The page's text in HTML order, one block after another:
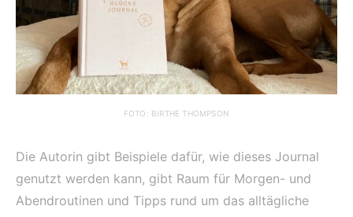
FOTO: BIRTHE THOMPSON
Die Autorin gibt Beispiele dafür, wie dieses Journal
genutzt werden kann, gibt Raum für Morgen- und
Abendroutinen und Tipps rund um das alltägliche